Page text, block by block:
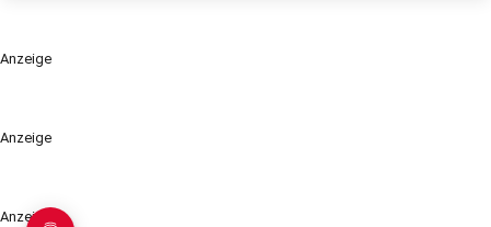
Anzeige
Anzeige
Anzeige